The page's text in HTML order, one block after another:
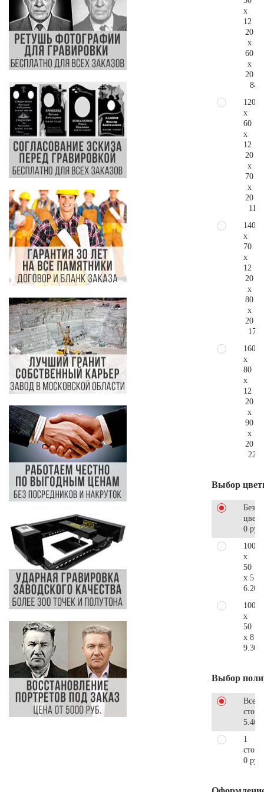
x
12
20
x
60
x
20
120
x
60
x
12
20
x
70
x
20
140
x
70
x
12
20
x
80
x
20
160
x
80
x
12
20
x
90
x
20
Выбор
Без
0 руб.
100
x
50
x 5
100
x
50
x 8
Выбор
Все
1
0 руб.